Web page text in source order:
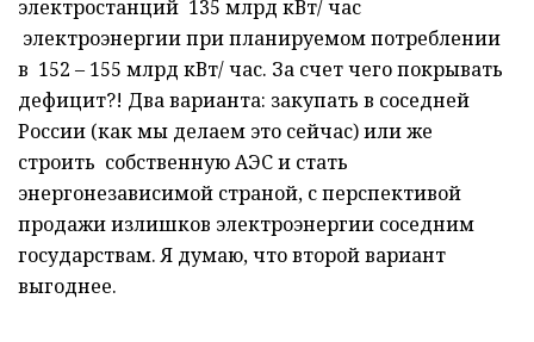
электростанций 135 млрд кВт/ час
электроэнергии при планируемом потреблении
в 152 – 155 млрд кВт/ час. За счет чего покрывать
дефицит?! Два варианта: закупать в соседней
России (как мы делаем это сейчас) или же
строить собственную АЭС и стать
энергонезависимой страной, с перспективой
продажи излишков электроэнергии соседним
государствам. Я думаю, что второй вариант
выгоднее.